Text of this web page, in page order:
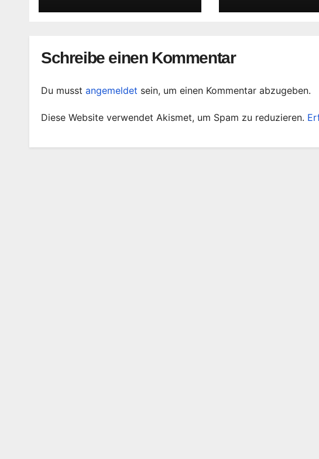
Schreibe einen Kommentar
Du musst angemeldet sein, um einen Kommentar abzugeben.
Diese Website verwendet Akismet, um Spam zu reduzieren.